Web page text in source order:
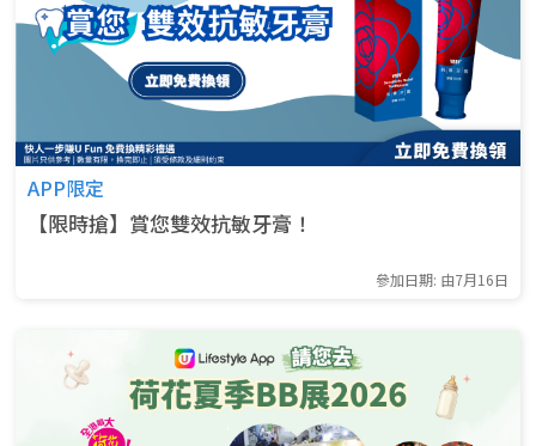
APP限定
【限時搶】賞您雙效抗敏牙膏！
參加日期: 由7月16日